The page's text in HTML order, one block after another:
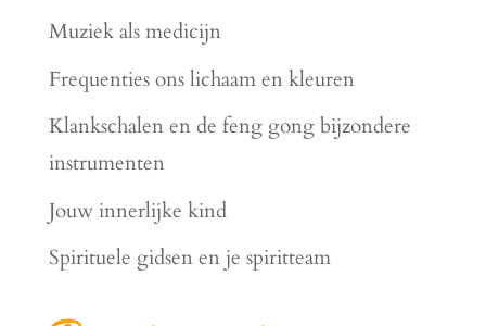
Muziek als medicijn
Frequenties ons lichaam en kleuren
Klankschalen en de feng gong bijzondere
instrumenten
Jouw innerlijke kind
Spirituele gidsen en je spiritteam